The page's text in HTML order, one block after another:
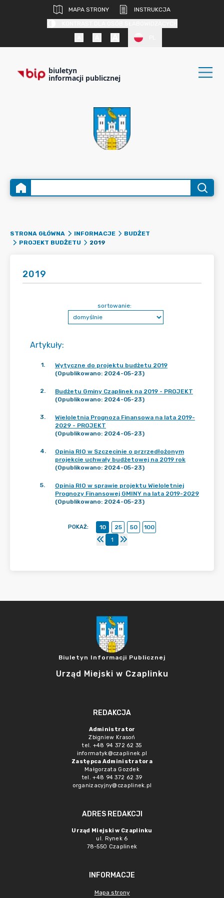
MAPA STRONY
INSTRUKCJA
biuletyn
informacji publicznej
STRONA GŁÓWNA INFORMACJE
BUDŻET
PROJEKT BUDŻETU
2019
2019
Artykuły:
sortowanie:
1.
Wytyczne do projektu budżetu 2019
(Opublikowano: 2024-05-23)
2.
Budżetu Gminy Czaplinek na 2019 - PROJEKT
(Opublikowano: 2024-05-23)
3.
Wieloletnia Prognoza Finansowa na lata 2019-
2029 - PROJEKT
(Opublikowano: 2024-05-23)
4.
Opinia RIO w Szczecinie o przrzedłożonym
projekcie uchwały budżetowej na 2019 rok
(Opublikowano: 2024-05-23)
5.
Opinia RIO w sprawie projektu Wieloletniej
Prognozy Finansowej GMINY na lata 2019-2029
(Opublikowano: 2024-05-23)
POKAŻ: 10 25 50
100
1
Biuletyn Informacji Publicznej
Urząd Miejski w Czaplinku
REDAKCJA
Administrator
Zbigniew Krasoń
tel. +48 94 372 62 35
informatyk@czaplinek.pl
Zastępca Administratora
Małgorzata Gozdek
tel. +48 94 372 62 39
organizacyjny@czaplinek.pl
ADRES REDAKCJI
Urząd Miejski w Czaplinku
ul. Rynek 6
78-550 Czaplinek
INFORMACJE
Mapa strony